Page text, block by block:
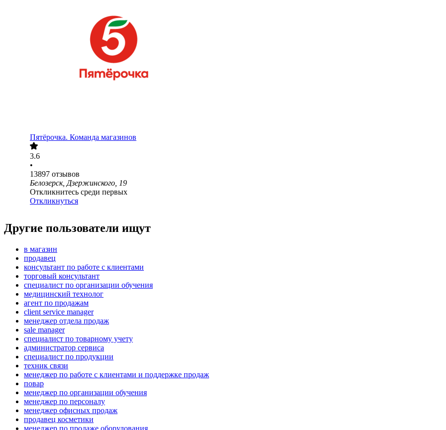
Пятёрочка. Команда магазинов
3.6
•
13897 отзывов
Белозерск, Дзержинского, 19
Откликнитесь среди первых
Откликнуться
Другие пользователи ищут
в магазин
продавец
консультант по работе с клиентами
торговый консультант
специалист по организации обучения
медицинский технолог
агент по продажам
client service manager
менеджер отдела продаж
sale manager
специалист по товарному учету
администратор сервиса
специалист по продукции
техник связи
менеджер по работе с клиентами и поддержке продаж
повар
менеджер по организации обучения
менеджер по персоналу
менеджер офисных продаж
продавец косметики